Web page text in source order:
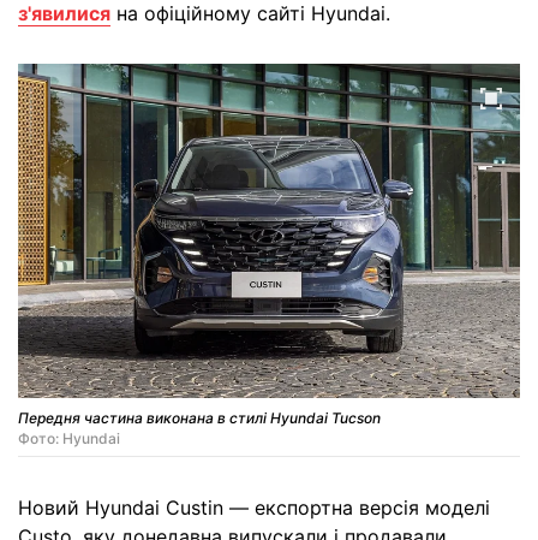
з'явилися на офіційному сайті Hyundai.
Передня частина виконана в стилі Hyundai Tucson
Фото: Hyundai
Новий Hyundai Custin — експортна версія моделі